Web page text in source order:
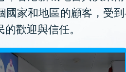
國家和地區的顧客，受
歡迎與信任。